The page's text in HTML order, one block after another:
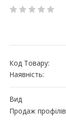
Код Товару:
Наявність:
Вид
Продаж профілів